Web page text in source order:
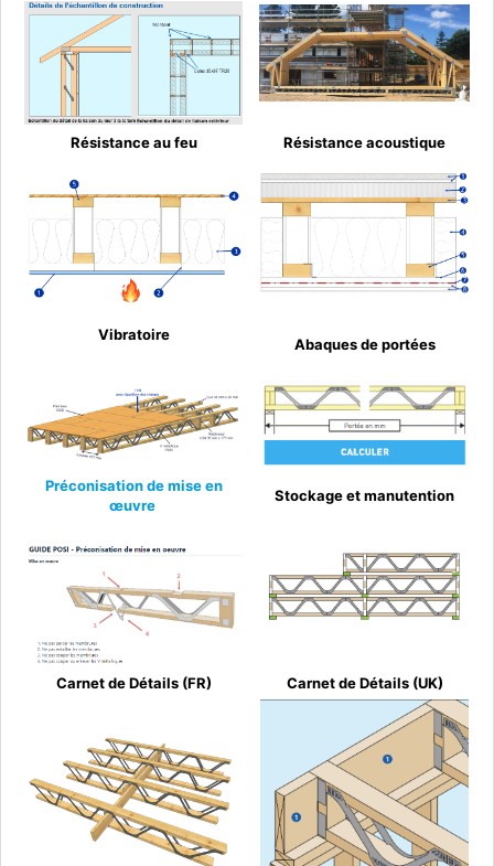
Résistance au feu Résistance acoustique
Vibratoire
Abaques de portées
Préconisation de mise en
œuvre
Stockage et manutention
Carnet de Détails (FR) Carnet de Détails (UK)